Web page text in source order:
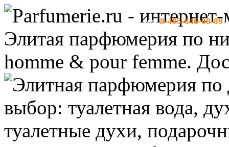
тел:8-495-646-00-89-